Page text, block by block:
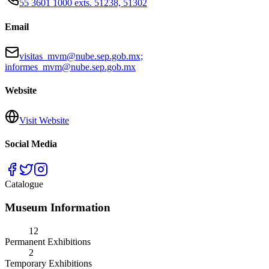
55 3601 1000 exts. 51238, 51302
Email
visitas_mvm@nube.sep.gob.mx;
informes_mvm@nube.sep.gob.mx
Website
Visit Website
Social Media
Catalogue
Museum Information
12
Permanent Exhibitions
2
Temporary Exhibitions